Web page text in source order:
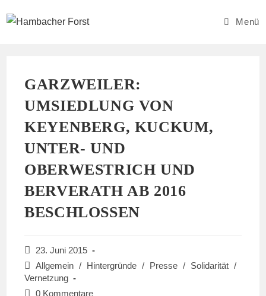
Inhalt
Menü
GARZWEILER:
UMSIEDLUNG VON
KEYENBERG, KUCKUM,
UNTER- UND
OBERWESTRICH UND
BERVERATH AB 2016
BESCHLOSSEN
Beitrag
veröffentlicht:
23. Juni 2015
Beitrags-
Kategorie:
Allgemein / Hintergründe / Presse / Solidarität /
Vernetzung
Beitrags-
0 Kommentare